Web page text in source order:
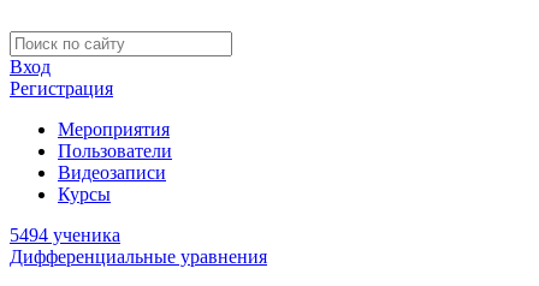
Вход
Регистрация
Мероприятия
Пользователи
Видеозаписи
Курсы
5494 ученика
Дифференциальные уравнения